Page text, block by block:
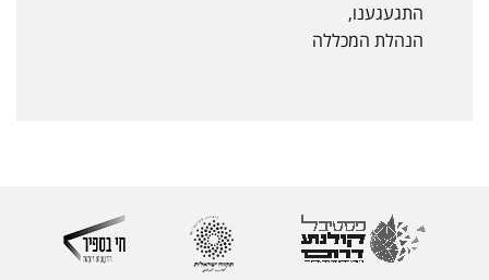
התגעגענו,
הנהלת המכללה